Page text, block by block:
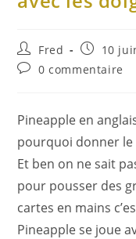
Fred 10
0 commentaire
Pineapple en
pourquoi donner le
Et ben on ne sait
pour pousser des
cartes en mains
Pineapple se joue